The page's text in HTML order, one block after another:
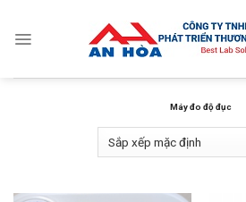
content
Máy đo độ đục